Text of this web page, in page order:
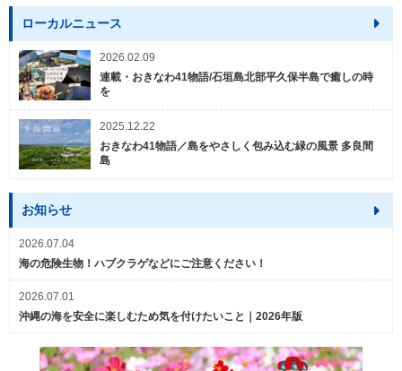
ローカルニュース
2026.02.09
連載・おきなわ41物語/石垣島北部平久保半島で癒しの時
を
2025.12.22
おきなわ41物語／島をやさしく包み込む緑の風景 多良間
島
お知らせ
2026.07.04
海の危険生物！ハブクラゲなどにご注意ください！
2026.07.01
沖縄の海を安全に楽しむため気を付けたいこと｜2026年版